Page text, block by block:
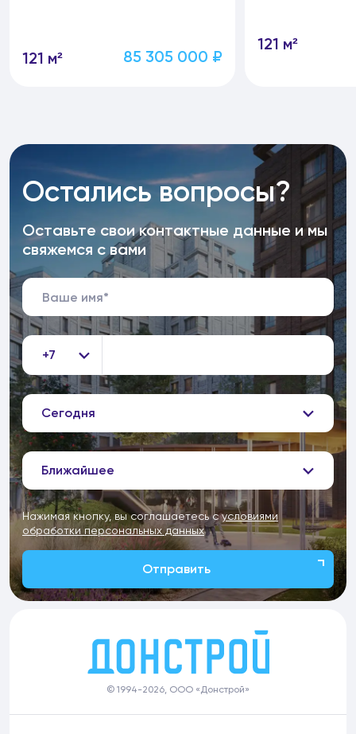
121 м² 85 305 000 ₽
121 м²
Остались вопросы?
Оставьте свои контактные данные и мы
свяжемся с вами
+7
Сегодня
Ближайшее
Нажимая кнопку, вы соглашаетесь сусловиями
обработки персональных данных
Отправить
© 1994-2026, ООО «Донстрой»